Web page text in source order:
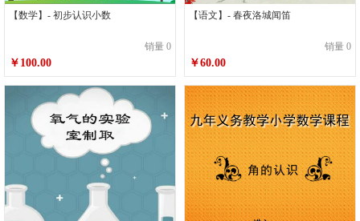
【数学】- 初步认识小数
销量 0
￥100.00
【语文】- 春夜洛城闻笛
销量 0
￥60.00